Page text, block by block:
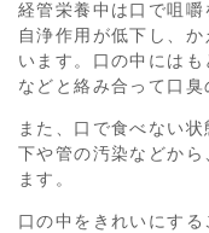
経管栄養中は口で咀
自浄作用が低下し、
います。口の中には
などと絡み合って口臭
また、口で食べない
下や管の汚染などか
ます。
口の中をきれいにす